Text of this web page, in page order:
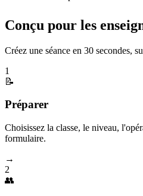
Conçu pour les
Créez une séance en 30 secondes,
1
📝
Préparer
Choisissez la classe, le niveau,
formulaire.
→
2
👥